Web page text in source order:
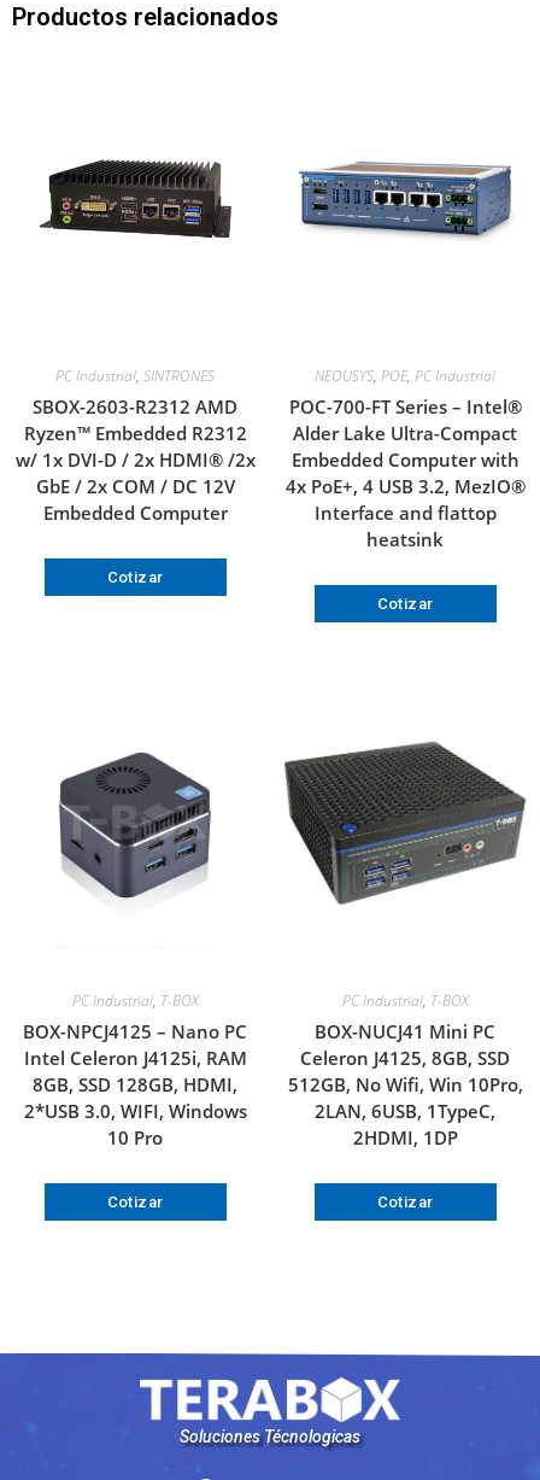
Productos relacionados
PC Industrial, SINTRONES
SBOX-2603-R2312 AMD
Ryzen™ Embedded R2312
w/ 1x DVI-D / 2x HDMI® /2x
GbE / 2x COM / DC 12V
Embedded Computer
Cotizar
NEOUSYS, POE, PC Industrial
POC-700-FT Series – Intel®
Alder Lake Ultra-Compact
Embedded Computer with
4x PoE+, 4 USB 3.2, MezIO®
Interface and flattop
heatsink
Cotizar
PC Industrial, T-BOX
BOX-NPCJ4125 – Nano PC
Intel Celeron J4125i, RAM
8GB, SSD 128GB, HDMI,
2*USB 3.0, WIFI, Windows
10 Pro
Cotizar
PC Industrial, T-BOX
BOX-NUCJ41 Mini PC
Celeron J4125, 8GB, SSD
512GB, No Wifi, Win 10Pro,
2LAN, 6USB, 1TypeC,
2HDMI, 1DP
Cotizar
Soluciones Técnologicas